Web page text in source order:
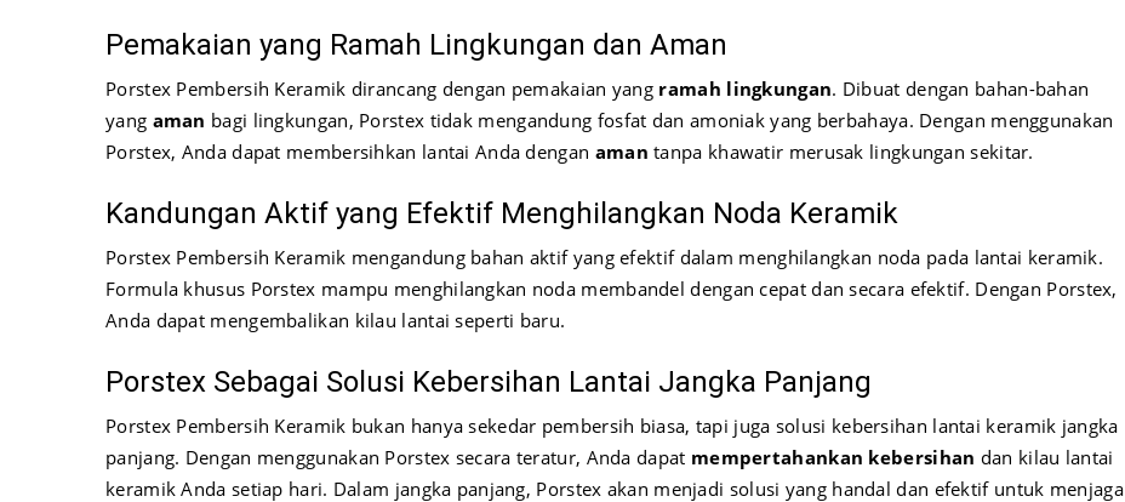
Pemakaian yang Ramah Lingkungan dan Aman
Porstex Pembersih Keramik dirancang dengan pemakaian yang ramah lingkungan. Dibuat dengan bahan-bahan
yang aman bagi lingkungan, Porstex tidak mengandung fosfat dan amoniak yang berbahaya. Dengan menggunakan
Porstex, Anda dapat membersihkan lantai Anda dengan aman tanpa khawatir merusak lingkungan sekitar.
Kandungan Aktif yang Efektif Menghilangkan Noda Keramik
Porstex Pembersih Keramik mengandung bahan aktif yang efektif dalam menghilangkan noda pada lantai keramik.
Formula khusus Porstex mampu menghilangkan noda membandel dengan cepat dan secara efektif. Dengan Porstex,
Anda dapat mengembalikan kilau lantai seperti baru.
Porstex Sebagai Solusi Kebersihan Lantai Jangka Panjang
Porstex Pembersih Keramik bukan hanya sekedar pembersih biasa, tapi juga solusi kebersihan lantai keramik jangka
panjang. Dengan menggunakan Porstex secara teratur, Anda dapat mempertahankan kebersihan dan kilau lantai
keramik Anda setiap hari. Dalam jangka panjang, Porstex akan menjadi solusi yang handal dan efektif untuk menjaga